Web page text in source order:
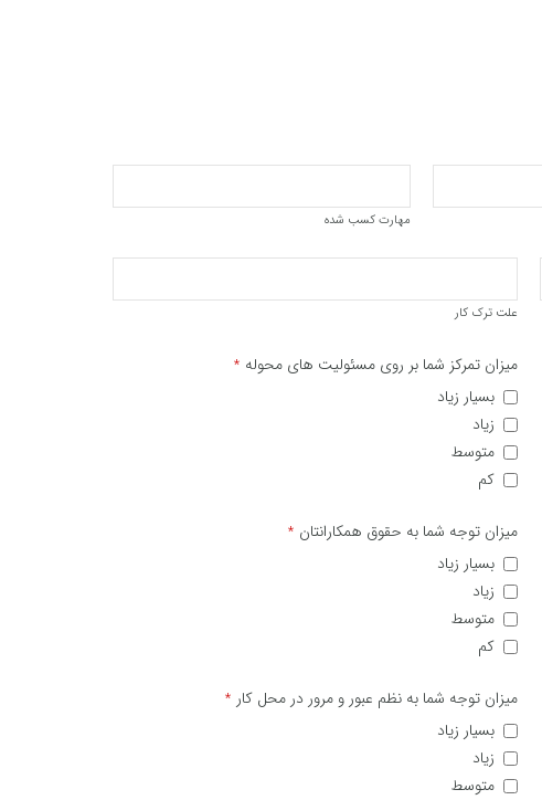
مهارت کسب شده
علت ترک کار
میزان تمرکز شما بر روی مسئولیت های محوله *
بسیار زیاد
زیاد
متوسط
کم
میزان توجه شما به حقوق همکارانتان *
بسیار زیاد
زیاد
متوسط
کم
میزان توجه شما به نظم عبور و مرور در محل کار *
بسیار زیاد
زیاد
متوسط